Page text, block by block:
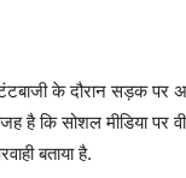
के दौरान सड़क
है कि सोशल मीडिया पर
बताया है.